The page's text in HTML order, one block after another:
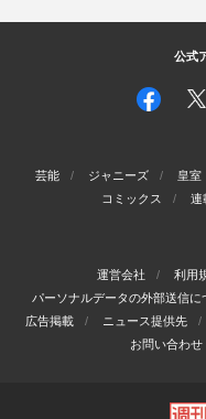
公式
芸能 ジャニーズ 皇室
コミックス
連
運営会社 利用
パーソナルデータの外部送信に
広告掲載
ニュース提供先
お問い合わせ